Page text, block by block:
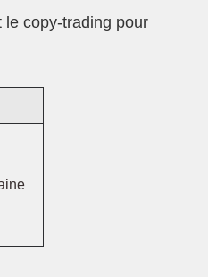
le copy-trading pour